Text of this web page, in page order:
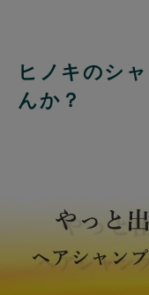
ヒノキのシ
んか？